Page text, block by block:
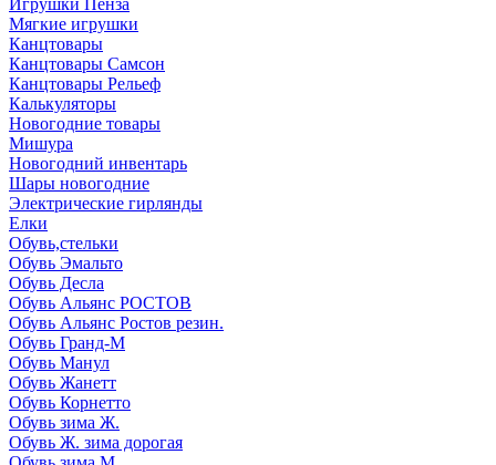
Игрушки Пенза
Мягкие игрушки
Канцтовары
Канцтовары Самсон
Канцтовары Рельеф
Калькуляторы
Новогодние товары
Мишура
Новогодний инвентарь
Шары новогодние
Электрические гирлянды
Елки
Обувь,стельки
Обувь Эмальто
Обувь Десла
Обувь Альянс РОСТОВ
Обувь Альянс Ростов резин.
Обувь Гранд-М
Обувь Манул
Обувь Жанетт
Обувь Корнетто
Обувь зима Ж.
Обувь Ж. зима дорогая